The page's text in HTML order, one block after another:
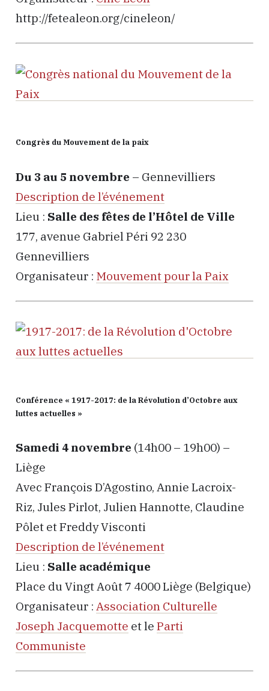
http://fetealeon.org/cineleon/
Congrès du Mouvement de la paix
Du 3 au 5 novembre – Gennevilliers
Description de l’événement
Lieu : Salle des fêtes de l’Hôtel de Ville
177, avenue Gabriel Péri 92 230
Gennevilliers
Organisateur : Mouvement pour la Paix
Conférence « 1917-2017: de la Révolution d’Octobre aux
luttes actuelles »
Samedi 4 novembre (14h00 – 19h00) –
Liège
Avec François D’Agostino, Annie Lacroix-
Riz, Jules Pirlot, Julien Hannotte, Claudine
Pôlet et Freddy Visconti
Description de l’événement
Lieu : Salle académique
Place du Vingt Août 7 4000 Liège (Belgique)
Organisateur : Association Culturelle
Joseph Jacquemotte et le Parti
Communiste